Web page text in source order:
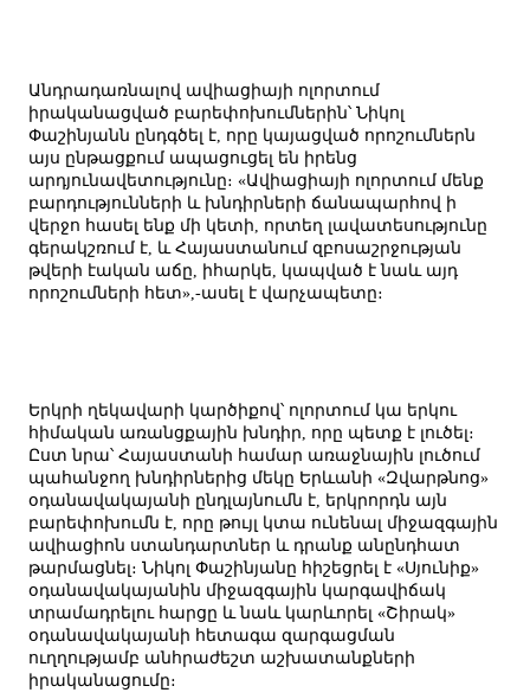
Անդրադառնալով ավիացիայի ոլորտում
իրականացված բարեփոխումներին՝ Նիկոլ
Փաշինյանն ընդգծել է, որը կայացված որոշումներն
այս ընթացքում ապացուցել են իրենց
արդյունավետությունը։ «Ավիացիայի ոլորտում մենք
բարդությունների և խնդիրների ճանապարհով ի
վերջո հասել ենք մի կետի, որտեղ լավատեսությունը
գերակշռում է, և Հայաստանում զբոսաշրջության
թվերի էական աճը, իհարկե, կապված է նաև այդ
որոշումների հետ»,-ասել է վարչապետը։
Երկրի ղեկավարի կարծիքով՝ ոլորտում կա երկու
հիմական առանցքային խնդիր, որը պետք է լուծել։
Ըստ նրա՝ Հայաստանի համար առաջնային լուծում
պահանջող խնդիրներից մեկը Երևանի «Զվարթնոց»
օդանավակայանի ընդլայնումն է, երկրորդն այն
բարեփոխումն է, որը թույլ կտա ունենալ միջազգային
ավիացիոն ստանդարտներ և դրանք անընդհատ
թարմացնել։ Նիկոլ Փաշինյանը հիշեցրել է «Սյունիք»
օդանավակայանին միջազգային կարգավիճակ
տրամադրելու հարցը և նաև կարևորել «Շիրակ»
օդանավակայանի հետագա զարգացման
ուղղությամբ անհրաժեշտ աշխատանքների
իրականացումը։